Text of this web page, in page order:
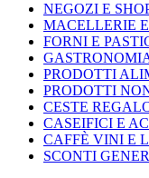
NEGOZI E
MACELLERIE
FORNI E
PRODOTTI
PRODOTTI
CESTE
CASEIFICI E
CAFFÈ VINI E
SCONTI